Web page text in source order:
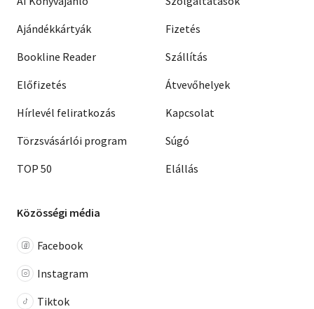
Ajándékkártyák
Bookline Reader
Előfizetés
Hírlevél feliratkozás
Törzsvásárlói program
TOP 50
Fizetés
Szállítás
Átvevőhelyek
Kapcsolat
Súgó
Elállás
Közösségi média
Facebook
Instagram
Tiktok